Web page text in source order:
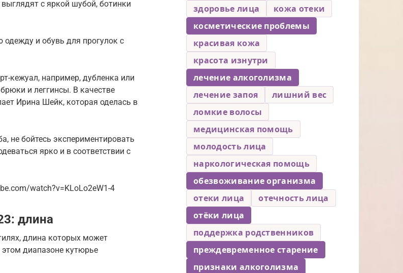
с яркой шубой, ботинки
и обувь для прогулок с
кежуал, например, дубленка или
и леггинсы. В качестве
Ирина Шейк, которая оделась в
не бойтесь экспериментировать
ярко и в соответствии с
watch?v=KLoLo2eW1-4
длина
длина которых может
диапазоне кутюрье
здоровье лица
кожа отеки
косметические проблемы
красивая кожа
красота изнутри
лечение алкоголизма
лечение запоя
лишний вес
ломкие волосы
медицинская помощь
молодость лица
наркологическая помощь
обезвоживание организма
отеки лица
отечность лица
отёки лица
поддержка родственников
преждевременное старение
признаки алкоголизма